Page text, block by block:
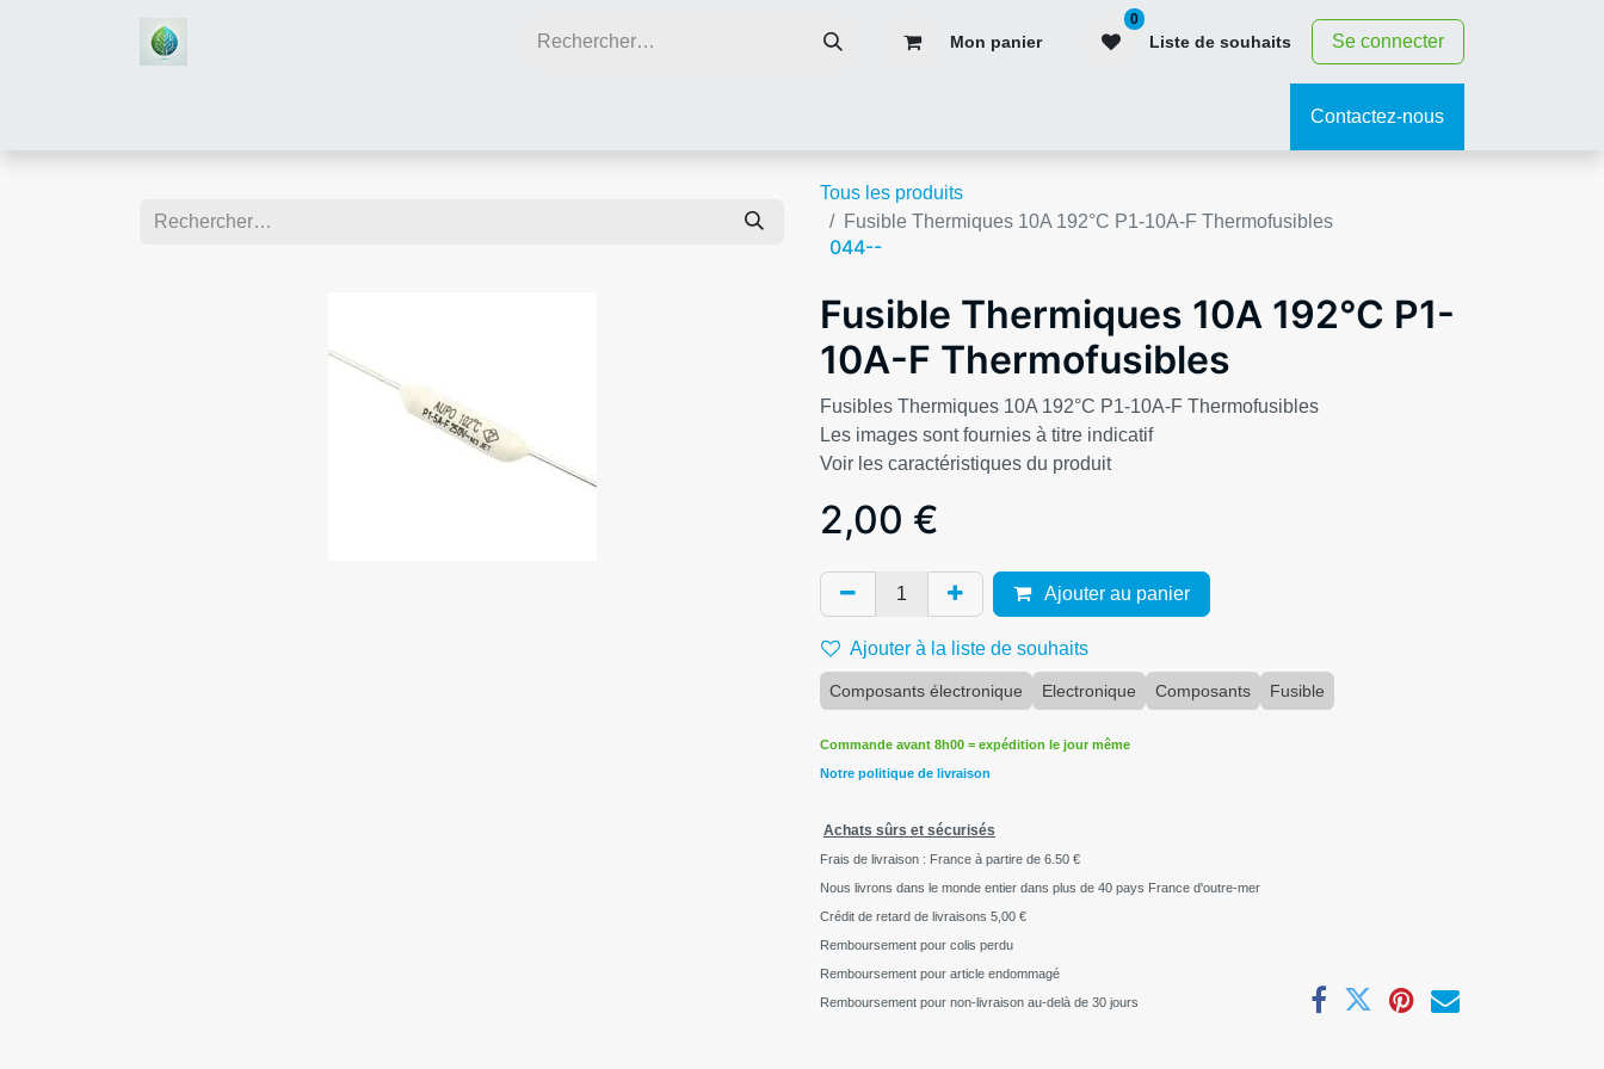
Mon panier
0
Liste de souhaits Se connecter
Contactez-nous
Tous les produits
Fusible Thermiques 10A 192°C P1-10A-F Thermofusibles
044--
Fusible Thermiques 10A 192°C P1-
10A-F Thermofusibles
Fusibles Thermiques 10A 192°C P1-10A-F Thermofusibles
Les images sont fournies à titre indicatif
Voir les caractéristiques du produit
2,00 €
Ajouter au panier
Ajouter à la liste de souhaits
Composants électronique Electronique Composants Fusible
Commande avant 8h00 = expédition le jour même
Notre politique de livraison
Achats sûrs et sécurisés
Frais de livraison : France à partire de 6.50 €
Nous livrons dans le monde entier dans plus de 40 pays France d'outre-mer
Crédit de retard de livraisons 5,00 €
Remboursement pour colis perdu
Remboursement pour article endommagé
Remboursement pour non-livraison au-delà de 30 jours